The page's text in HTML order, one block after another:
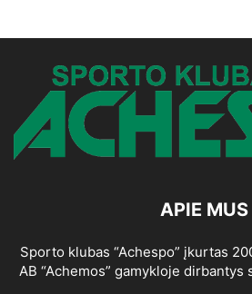
APIE MUS
Sporto klubas “Achespo” įkurtas
AB “Achemos” gamykloje